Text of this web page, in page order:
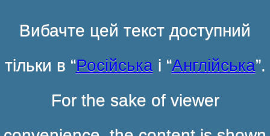
Вибачте цей текст доступний
тільки в “Російськаі “Англійська”.
For the sake of viewer